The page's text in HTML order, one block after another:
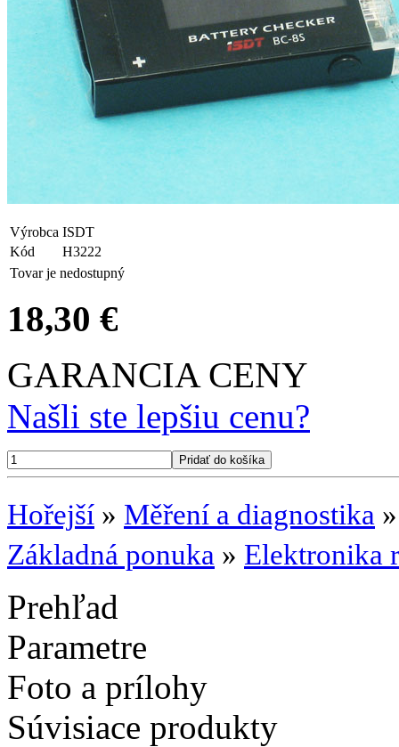
Výrobca ISDT
Kód
H3222
Tovar je nedostupný
18,30 €
GARANCIA CENY
Našli ste lepšiu cenu?
Hořejší » Měření a diagnostika
Základná ponuka » Elektronika
Prehľad
Parametre
Foto a prílohy
Súvisiace produkty